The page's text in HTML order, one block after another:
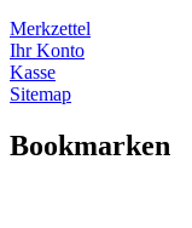
Merkzettel
Ihr Konto
Kasse
Sitemap
Bookmarken